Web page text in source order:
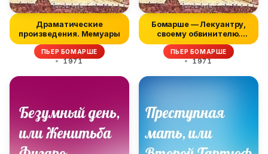
Драматические
произведения. Мемуары
ПЬЕР БОМАРШЕ
1971
Бомарше — Лекуантру,
своему обвинителю.
Шесть этап...
ПЬЕР БОМАРШЕ
1971